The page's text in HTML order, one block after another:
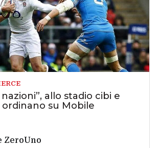
allo stadio cibi e
ordinano su Mobile
ZeroUno